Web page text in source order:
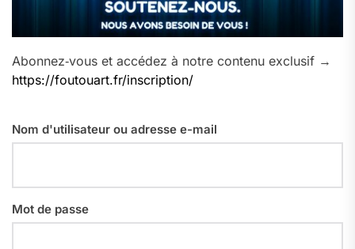
Abonnez‑vous et accédez à notre contenu exclusif →
https://foutouart.fr/inscription/
Nom d'utilisateur ou adresse e-mail
Mot de passe